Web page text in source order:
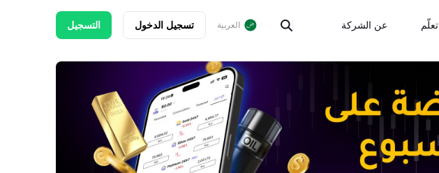
تعلّم عن الشركة العربية تسجيل الدخول التسجيل